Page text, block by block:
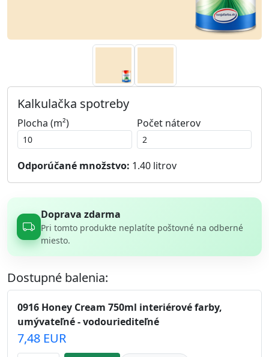
Kalkulačka spotreby
Plocha (m²) Počet náterov
Odporúčané množstvo: 1.40 litrov
Doprava zdarma
Pri tomto produkte neplatíte poštovné na odberné
miesto.
Dostupné balenia:
0916 Honey Cream 750ml interiérové farby,
umývateľné - vodouriediteľné
7,48 EUR